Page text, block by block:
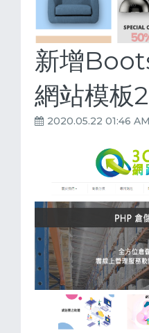
新增
網站模板
2020.05.22 01:46 AM